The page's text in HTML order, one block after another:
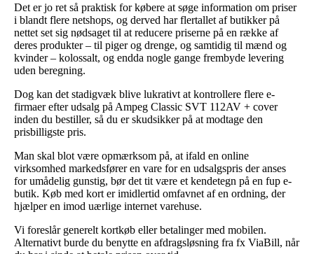
Det er jo ret så praktisk for købere at søge information om priser
i blandt flere netshops, og derved har flertallet af butikker på
nettet set sig nødsaget til at reducere priserne på en række af
deres produkter – til piger og drenge, og samtidig til mænd og
kvinder – kolossalt, og endda nogle gange frembyde levering
uden beregning.
Dog kan det stadigvæk blive lukrativt at kontrollere flere e-
firmaer efter udsalg på Ampeg Classic SVT 112AV + cover
inden du bestiller, så du er skudsikker på at modtage den
prisbilligste pris.
Man skal blot være opmærksom på, at ifald en online
virksomhed markedsfører en vare for en udsalgspris der anses
for umådelig gunstig, bør det tit være et kendetegn på en fup e-
butik. Køb med kort er imidlertid omfavnet af en ordning, der
hjælper en imod uærlige internet varehuse.
Vi foreslår generelt kortkøb eller betalinger med mobilen.
Alternativt burde du benytte en afdragsløsning fra fx ViaBill, når